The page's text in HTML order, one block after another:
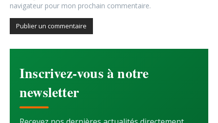
navigateur pour mon prochain commentaire.
Inscrivez-vous à notre
newsletter